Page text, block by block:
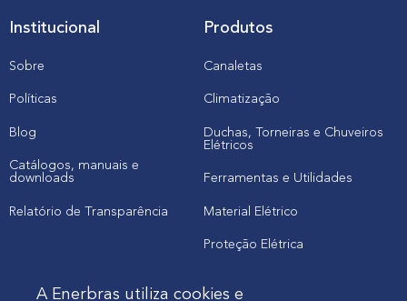
Institucional
Sobre
Políticas
Blog
Catálogos, manuais e
downloads
Relatório de Transparência
Produtos
Canaletas
Climatização
Duchas, Torneiras e Chuveiros
Elétricos
Ferramentas e Utilidades
Material Elétrico
Proteção Elétrica
A Enerbras utiliza cookies e